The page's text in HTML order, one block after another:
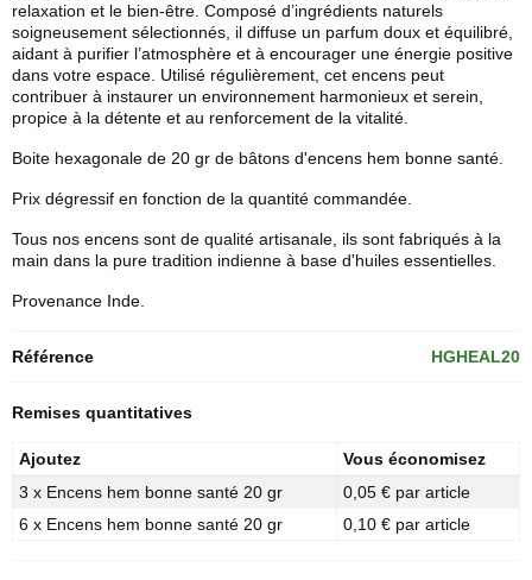
relaxation et le bien-être. Composé d’ingrédients naturels
soigneusement sélectionnés, il diffuse un parfum doux et équilibré,
aidant à purifier l’atmosphère et à encourager une énergie positive
dans votre espace. Utilisé régulièrement, cet encens peut
contribuer à instaurer un environnement harmonieux et serein,
propice à la détente et au renforcement de la vitalité.
Boite hexagonale de 20 gr de bâtons d'encens hem bonne santé.
Prix dégressif en fonction de la quantité commandée.
Tous nos encens sont de qualité artisanale, ils sont fabriqués à la
main dans la pure tradition indienne à base d'huiles essentielles.
Provenance Inde.
Référence HGHEAL20
Remises quantitatives
Ajoutez
Vous économisez
3 x Encens hem bonne santé 20 gr
0,05 € par article
6 x Encens hem bonne santé 20 gr
0,10 € par article